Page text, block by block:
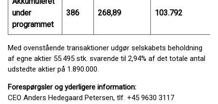
under
programmet
386 268,89 103.792
Med ovenstående transaktioner udgør selskabets beholdning
af egne aktier 55.495 stk. svarende til 2,94% af det totale antal
udstedte aktier på 1.890.000.
Forespørgsler og yderligere information:
CEO Anders Hedegaard Petersen, tlf. +45 9630 3117